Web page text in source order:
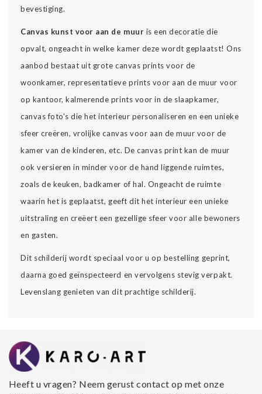
bevestiging.
Canvas kunst voor aan de muur is een decoratie die
opvalt, ongeacht in welke kamer deze wordt geplaatst! Ons
aanbod bestaat uit grote canvas prints voor de
woonkamer, representatieve prints voor aan de muur voor
op kantoor, kalmerende prints voor in de slaapkamer,
canvas foto's die het interieur personaliseren en een unieke
sfeer creëren, vrolijke canvas voor aan de muur voor de
kamer van de kinderen, etc. De canvas print kan de muur
ook versieren in minder voor de hand liggende ruimtes,
zoals de keuken, badkamer of hal. Ongeacht de ruimte
waarin het is geplaatst, geeft dit het interieur een unieke
uitstraling en creëert een gezellige sfeer voor alle bewoners
en gasten.
Dit schilderij wordt speciaal voor u op bestelling geprint,
daarna goed geïnspecteerd en vervolgens stevig verpakt.
Levenslang genieten van dit prachtige schilderij.
Heeft u vragen? Neem gerust contact op met onze